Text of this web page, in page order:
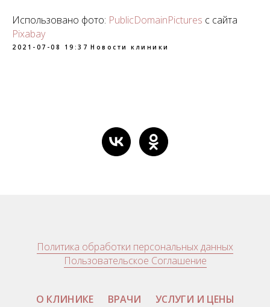
Использовано фото: PublicDomainPictures с сайта
Pixabay
2021-07-08 19:37 Новости клиники
Политика обработки персональных данных
Пользовательское Соглашение
О КЛИНИКЕ ВРАЧИ
УСЛУГИ И ЦЕНЫ